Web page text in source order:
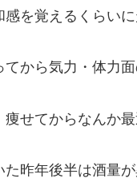
感を覚えるくらい
から気力・体力
痩せてからなんか
た昨年後半は酒量